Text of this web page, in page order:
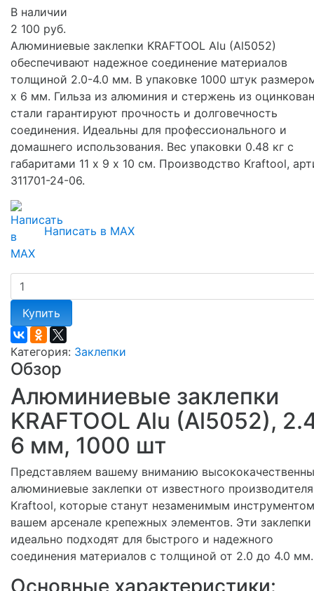
В наличии
2 100 руб.
Алюминиевые заклепки KRAFTOOL Alu (Al5052)
обеспечивают надежное соединение материалов
толщиной 2.0-4.0 мм. В упаковке 1000 штук
х 6 мм. Гильза из алюминия и стержень из
стали гарантируют прочность и долговечность
соединения. Идеальны для профессионального и
домашнего использования. Вес упаковки 0.48 кг с
габаритами 11 х 9 х 10 см. Производство Kraftool,
311701-24-06.
Написать в MAX
Купить
Категория: Заклепки
Обзор
Алюминиевые заклепки
KRAFTOOL Alu (Al5052),
6 мм, 1000 шт
Представляем вашему вниманию
алюминиевые заклепки от известного производителя
Kraftool, которые станут незаменимым
вашем арсенале крепежных элементов. Эти заклепки
идеально подходят для быстрого и надежного
соединения материалов с толщиной от 2.0 до 4.0 мм.
Основные характеристики: